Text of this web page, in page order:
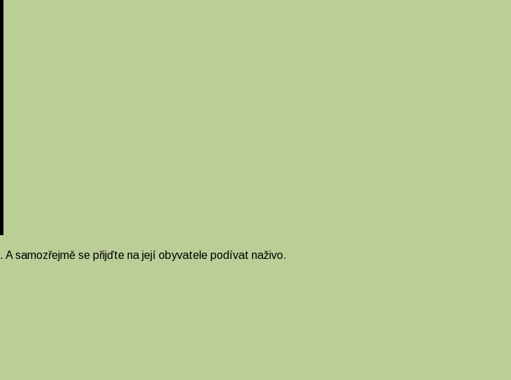
. A samozřejmě se přijďte na její obyvatele podívat naživo.